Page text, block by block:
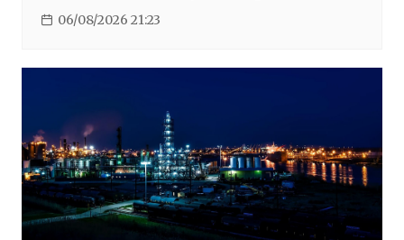
06/08/2026 21:23